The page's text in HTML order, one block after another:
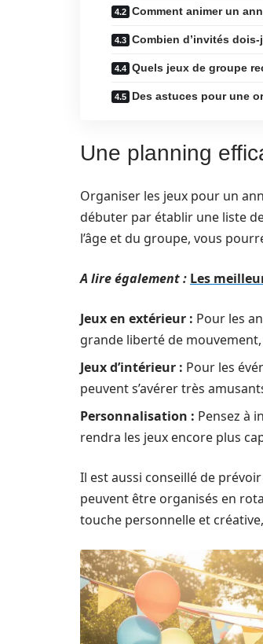
Comment animer un
Combien d’invités
Quels jeux de groupe
Des astuces pour une
Une planning
Organiser les jeux pour un
débuter par établir une liste
l’âge et du groupe, vous
A lire également : Les
Jeux en extérieur : Pour les
grande liberté de
Jeux d’intérieur : Pour les
peuvent s’avérer très
Personnalisation : Pensez à
rendra les jeux encore plus
Il est aussi conseillé de
peuvent être organisés en
touche personnelle et